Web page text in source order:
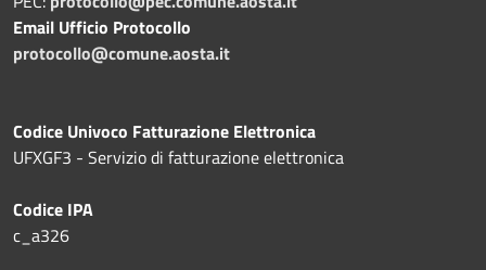
Email Ufficio Protocollo
protocollo@comune.aosta.it
Codice Univoco Fatturazione Elettronica
UFXGF3 - Servizio di fatturazione elettronica
Codice IPA
c_a326